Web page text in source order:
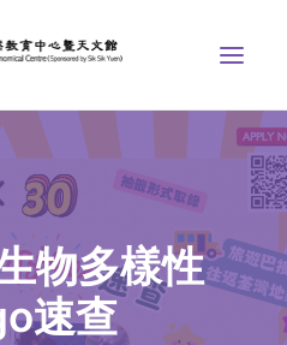
物多樣性
速查